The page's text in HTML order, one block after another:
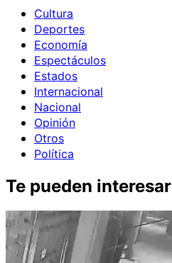
Cultura
Deportes
Economía
Espectáculos
Estados
Internacional
Nacional
Opinión
Otros
Política
Te pueden interesar